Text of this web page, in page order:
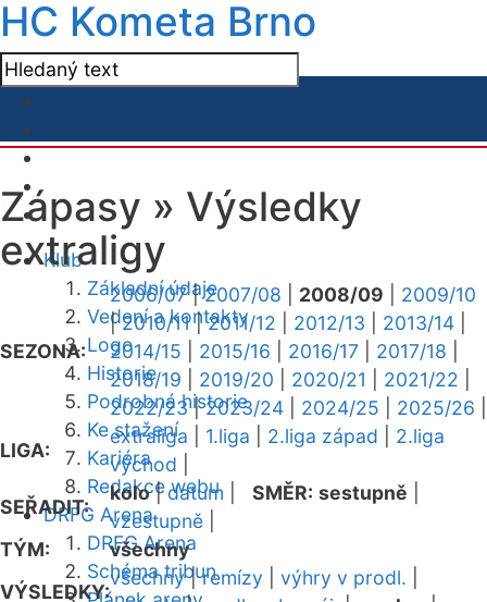
HC Kometa Brno
Klub
Základní údaje
Vedení a kontakty
Logo
Historie
Podrobná historie
Ke stažení
Kariéra
Redakce webu
DRFG Arena
DRFG Arena
Schéma tribun
Zápasy » Výsledky
extraligy
SEZONA:
2006/07|2007/08 2008/09
2009/10
|2010/11|2011/12 2012/13 2013/14
2014/15
2015/16 2016/17 2017/18
2018/19
2019/20 2020/21 2021/22
2022/23|2023/24 2024/25 2025/26
LIGA:
extraliga 1.liga 2.liga západ
2.liga
východ
SEŘADIT:
kolo|datum SMĚR: sestupně
vzestupně
TÝM:
všechny
VÝSLEDKY:
všechny|remízy výhry v prodl.